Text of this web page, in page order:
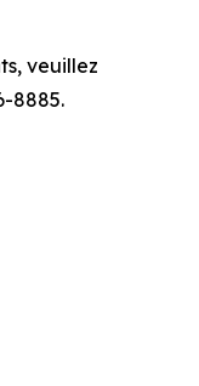
veuillez
8885.